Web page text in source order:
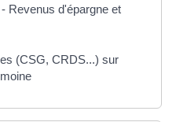
Revenus d'épargne et
(CSG, CRDS...) sur